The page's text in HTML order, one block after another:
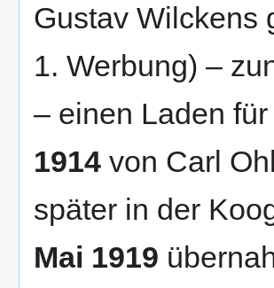
Gustav Wilckens
1. Werbung) –
– einen Laden
1914 von Carl
später in der
Mai 1919